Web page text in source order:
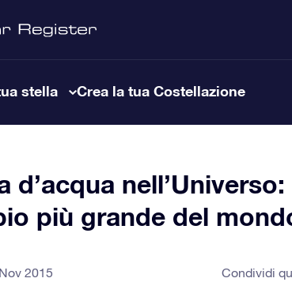
stella Crea la tua Costellazione
d’acqua
più grande del
2015 Condividi